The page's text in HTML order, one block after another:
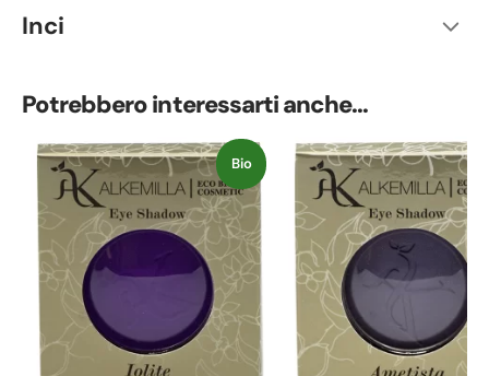
Inci
Potrebbero interessarti anche...
Bio